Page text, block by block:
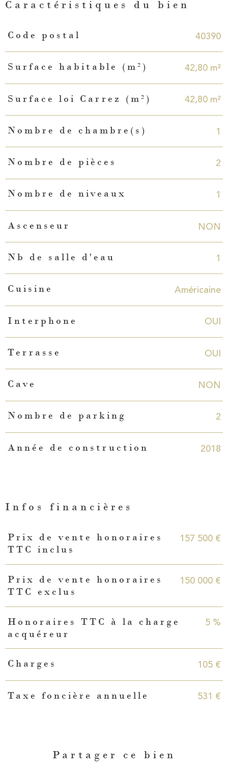
Caractéristiques du bien
Caractéristiques
Code postal 40390
Surface habitable (m²) 42,80 m²
Surface loi Carrez (m²) 42,80 m²
Nombre de chambre(s) 1
Nombre de pièces 2
Nombre de niveaux 1
Ascenseur NON
Nb de salle d'eau 1
Cuisine Américaine
Interphone OUI
Terrasse OUI
Cave NON
Nombre de parking 2
Année de construction 2018
Infos financières
Caractéristiques Valeurs
Prix de vente honoraires
TTC inclus
157 500 €
Prix de vente honoraires
TTC exclus
150 000 €
Honoraires TTC à la charge
acquéreur
5 %
Charges 105 €
Taxe foncière annuelle 531 €
Partager ce bien